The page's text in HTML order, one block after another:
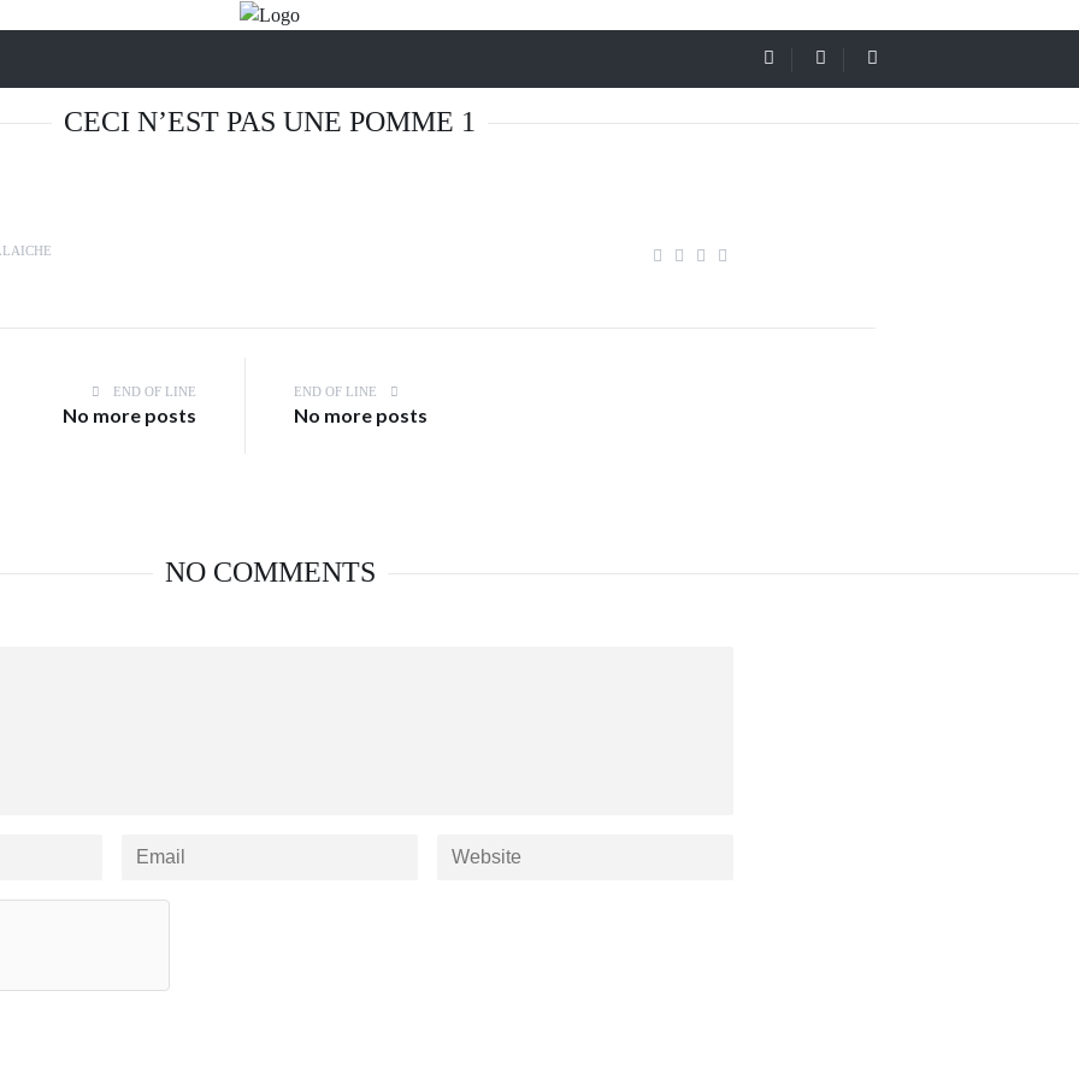
CECI N’EST PAS UNE POMME 1
END OF LINE
No more posts
END OF LINE
No more posts
NO COMMENTS